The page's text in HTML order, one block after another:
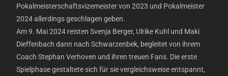
Pokalmeisterschaftsvizemeister von 2023 und Pokalmeister
2024 allerdings geschlagen geben.
Am 9. Mai 2024 reisten Svenja Berger, Ulrike Kuhl und Maki
Dieffenbach dann nach Schwarzenbek, begleitet von ihrem
Coach Stephan Verhoven und ihren treuen Fans. Die erste
Spielphase gestaltete sich für sie vergleichsweise entspannt,